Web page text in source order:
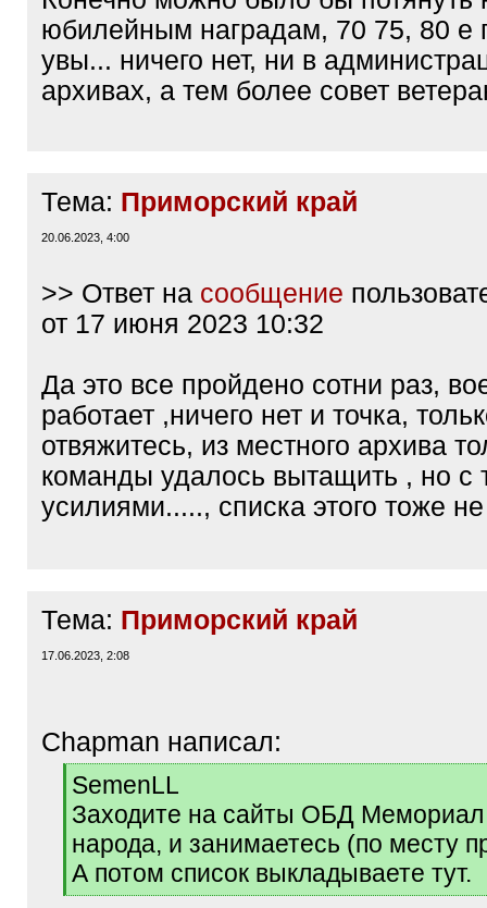
юбилейным наградам, 70 75, 80 е
увы... ничего нет, ни в
архивах, а тем более совет
Тема: Приморский край
20.06.2023, 4:00
>> Ответ на сообщение
от 17 июня 2023 10:32
Да это все пройдено сотни раз,
работает ,ничего нет и точка,
отвяжитесь, из местного архива
команды удалось вытащить , но с
усилиями....., списка этого тоже
Тема: Приморский край
17.06.2023, 2:08
Chapman написал:
[
q
]
SemenLL
Заходите на сайты ОБД
народа, и занимаетесь (по месту
А потом список выкладываете тут.
[